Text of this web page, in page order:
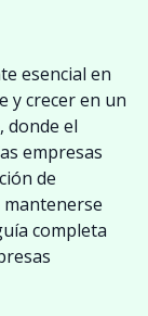
esencial en
y crecer en un
donde el
empresas
de
completa